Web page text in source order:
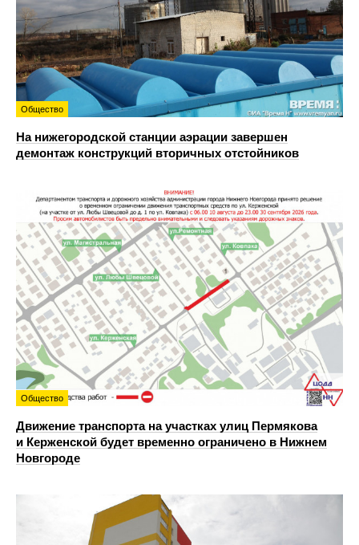
Общество
На нижегородской станции аэрации завершен
демонтаж конструкций вторичных отстойников
Общество
Движение транспорта на участках улиц Пермякова
и Керженской будет временно ограничено в Нижнем
Новгороде